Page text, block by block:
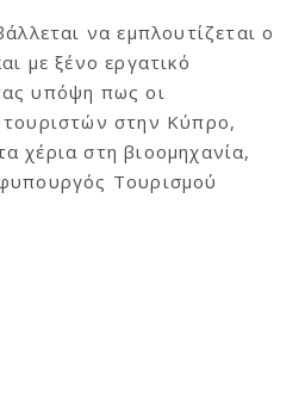
να εμπλουτίζεται ο
με ξένο εργατικό
υπόψη πως οι
τουριστών στην Κύπρο,
χέρια στη βιοομηχανία,
Τουρισμού